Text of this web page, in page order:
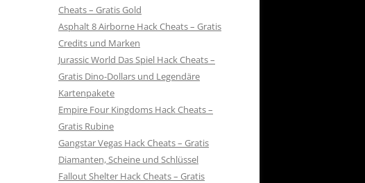
Cheats – Gratis Gold
Asphalt 8 Airborne Hack Cheats – Gratis
Credits und Marken
Jurassic World Das Spiel Hack Cheats –
Gratis Dino-Dollars und Legendäre
Kartenpakete
Empire Four Kingdoms Hack Cheats –
Gratis Rubine
Gangstar Vegas Hack Cheats – Gratis
Diamanten, Scheine und Schlüssel
Fallout Shelter Hack Cheats – Gratis